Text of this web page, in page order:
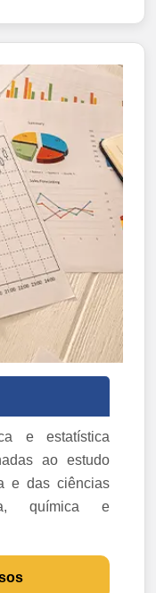
e estatística
ao estudo
e das ciências
química e